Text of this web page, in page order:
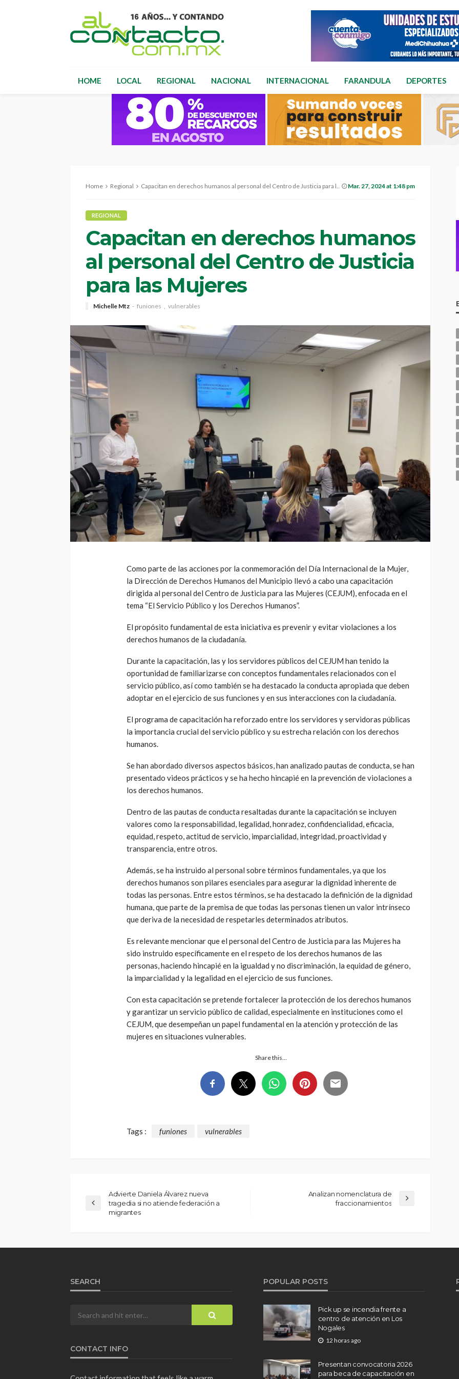
HOME LOCAL REGIONAL NACIONAL INTERNACIONAL FARANDULA DEPORTES
Home Regional Capacitan en derechos humanos al personal del Centro de Justicia para las Mujeres Mar. 27, 2024 at 1:48 pm
REGIONAL
Capacitan en derechos humanos
al personal del Centro de Justicia
para las Mujeres
Michelle Mtz funiones vulnerables
Como parte de las acciones por la conmemoración del Día Internacional de la Mujer,
la Dirección de Derechos Humanos del Municipio llevó a cabo una capacitación
dirigida al personal del Centro de Justicia para las Mujeres (CEJUM), enfocada en el
tema “El Servicio Público y los Derechos Humanos”.
El propósito fundamental de esta iniciativa es prevenir y evitar violaciones a los
derechos humanos de la ciudadanía.
Durante la capacitación, las y los servidores públicos del CEJUM han tenido la
oportunidad de familiarizarse con conceptos fundamentales relacionados con el
servicio público, así como también se ha destacado la conducta apropiada que deben
adoptar en el ejercicio de sus funciones y en sus interacciones con la ciudadanía.
El programa de capacitación ha reforzado entre los servidores y servidoras públicas
la importancia crucial del servicio público y su estrecha relación con los derechos
humanos.
Se han abordado diversos aspectos básicos, han analizado pautas de conducta, se han
presentado videos prácticos y se ha hecho hincapié en la prevención de violaciones a
los derechos humanos.
Dentro de las pautas de conducta resaltadas durante la capacitación se incluyen
valores como la responsabilidad, legalidad, honradez, confidencialidad, eficacia,
equidad, respeto, actitud de servicio, imparcialidad, integridad, proactividad y
transparencia, entre otros.
Además, se ha instruido al personal sobre términos fundamentales, ya que los
derechos humanos son pilares esenciales para asegurar la dignidad inherente de
todas las personas. Entre estos términos, se ha destacado la definición de la dignidad
humana, que parte de la premisa de que todas las personas tienen un valor intrínseco
que deriva de la necesidad de respetarles determinados atributos.
Es relevante mencionar que el personal del Centro de Justicia para las Mujeres ha
sido instruido específicamente en el respeto de los derechos humanos de las
personas, haciendo hincapié en la igualdad y no discriminación, la equidad de género,
la imparcialidad y la legalidad en el ejercicio de sus funciones.
Con esta capacitación se pretende fortalecer la protección de los derechos humanos
y garantizar un servicio público de calidad, especialmente en instituciones como el
CEJUM, que desempeñan un papel fundamental en la atención y protección de las
mujeres en situaciones vulnerables.
Share this…
Tags : funiones vulnerables
Advierte Daniela Álvarez nueva
tragedia si no atiende federación a
migrantes
Analizan nomenclatura de
fraccionamientos
SEARCH
CONTACT INFO
POPULAR POSTS
Pick up se incendia frente a
centro de atención en Los
Nogales
12 horas ago
Presentan convocatoria 2026
para beca de capacitación en